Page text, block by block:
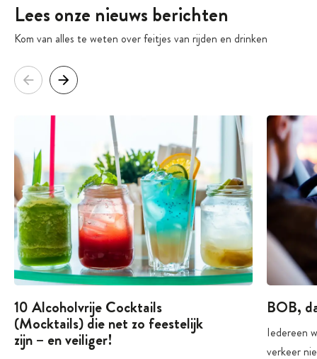
Lees onze nieuws berichten
Kom van alles te weten over feitjes van rijden en drinken
10 Alcoholvrije Cocktails
(Mocktails) die net zo feestelijk
zijn – en veiliger!
BOB,
Iedereen
verkeer